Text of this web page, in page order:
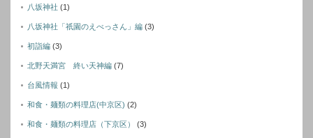
八坂神社 (1)
八坂神社「祇園のえべっさん」編 (3)
初詣編 (3)
北野天満宮 終い天神編 (7)
台風情報 (1)
和食・麺類の料理店(中京区) (2)
和食・麺類の料理店（下京区） (3)